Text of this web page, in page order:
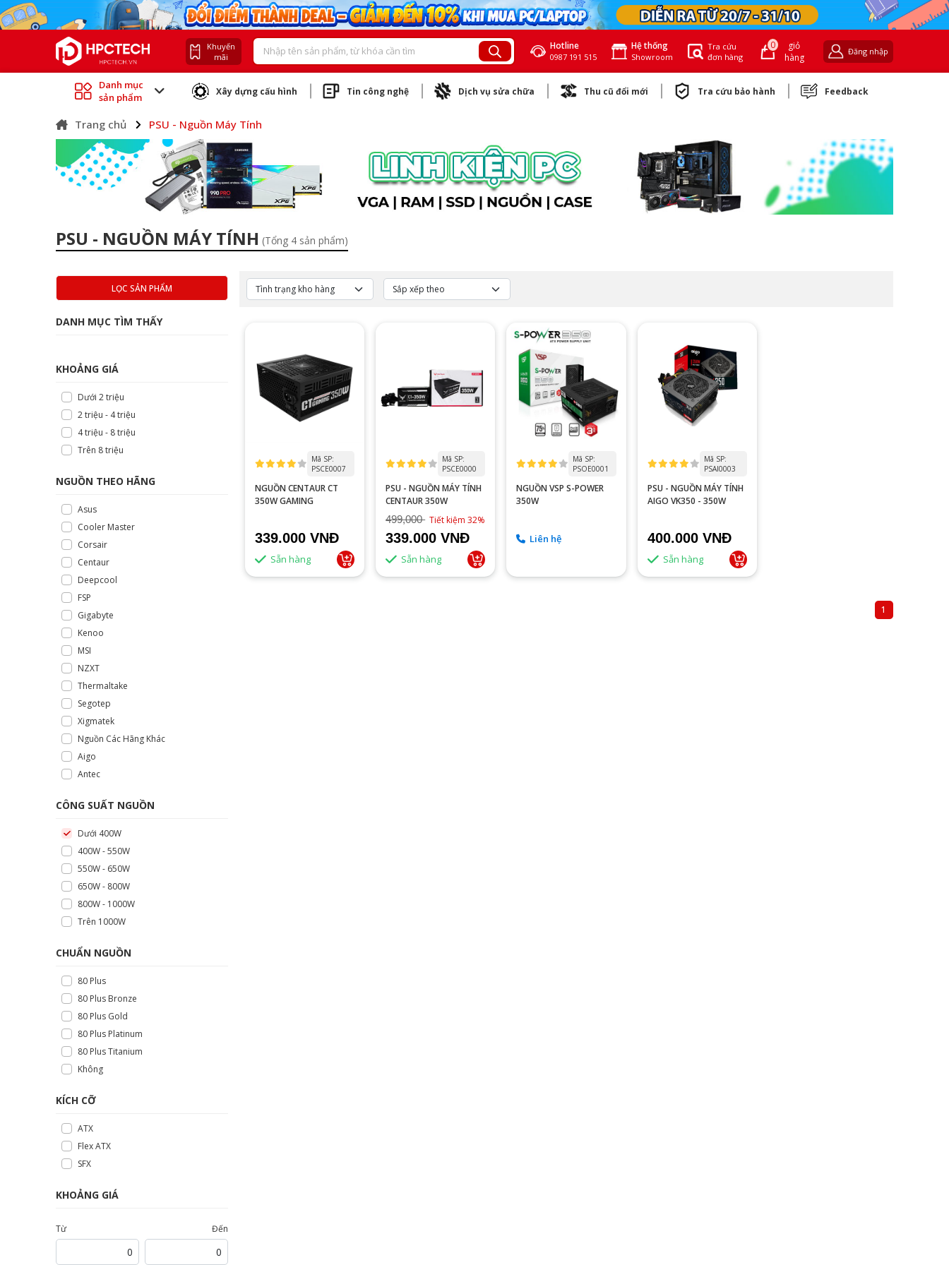
Khuyến
mãi
Hotline
0987 191 515
Hệ thống
Showroom
Tra cứu
đơn hàng
0
giỏ
hàng
Đăng nhập
Danh mục
sản phẩm
Xây dựng cấu hình Tin công nghệ Dịch vụ sửa chữa Thu cũ đổi mới Tra cứu bảo hành Feedback
Trang chủ PSU - Nguồn Máy Tính
PSU - NGUỒN MÁY TÍNH (Tổng 4 sản phẩm)
LỌC SẢN PHẨM
DANH MỤC TÌM THẤY
KHOẢNG GIÁ
Dưới 2 triệu
2 triệu - 4 triệu
4 triệu - 8 triệu
Trên 8 triệu
NGUỒN THEO HÃNG
Asus
Cooler Master
Corsair
Centaur
Deepcool
FSP
Gigabyte
Kenoo
MSI
NZXT
Thermaltake
Segotep
Xigmatek
Nguồn Các Hãng Khác
Aigo
Antec
CÔNG SUẤT NGUỒN
Dưới 400W
400W - 550W
550W - 650W
650W - 800W
800W - 1000W
Trên 1000W
CHUẨN NGUỒN
80 Plus
80 Plus Bronze
80 Plus Gold
80 Plus Platinum
80 Plus Titanium
Không
KÍCH CỠ
ATX
Flex ATX
SFX
KHOẢNG GIÁ
Từ Đến
Mã SP:
PSCE0007
NGUỒN CENTAUR CT
350W GAMING
339.000 VNĐ
Sẵn hàng
Mã SP:
PSCE0000
PSU - NGUỒN MÁY TÍNH
CENTAUR 350W
499,000 Tiết kiệm 32%
339.000 VNĐ
Sẵn hàng
Mã SP:
PSOE0001
NGUỒN VSP S-POWER
350W
Liên hệ
Mã SP:
PSAI0003
PSU - NGUỒN MÁY TÍNH
AIGO VK350 - 350W
400.000 VNĐ
Sẵn hàng
1